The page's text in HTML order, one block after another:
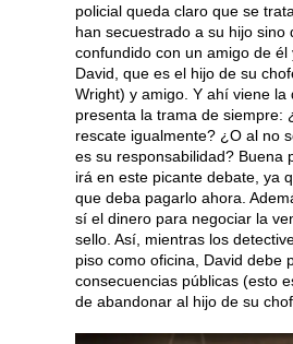
policial queda claro que se
han secuestrado a su hijo sino
confundido con un amigo de él
David, que es el hijo de su
Wright) y amigo. Y ahí viene la
presenta la trama de siempre:
rescate igualmente? ¿O al no
es su responsabilidad? Buena
irá en este picante debate, ya
que deba pagarlo ahora.
sí el dinero para negociar la
sello. Así, mientras los
piso como oficina, David debe
consecuencias públicas (esto
de abandonar al hijo de su